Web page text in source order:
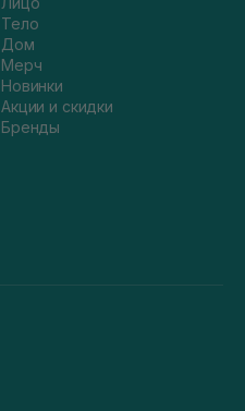
Тело
Дом
Мерч
Новинки
Акции и скидки
Бренды